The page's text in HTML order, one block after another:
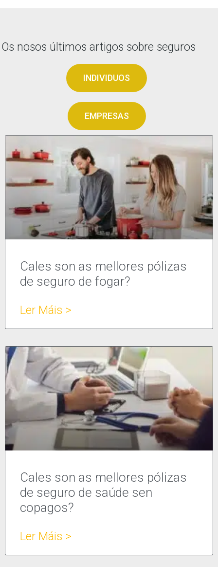
Os nosos últimos artigos sobre seguros
INDIVIDUOS
EMPRESAS
Cales son as mellores pólizas
de seguro de fogar?
Ler Máis >
Cales son as mellores pólizas
de seguro de saúde sen
copagos?
Ler Máis >